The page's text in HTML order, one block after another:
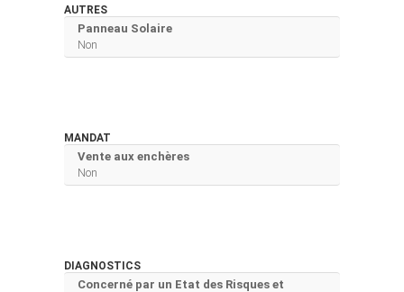
AUTRES
Panneau Solaire
Non
MANDAT
Vente aux enchères
Non
DIAGNOSTICS
Concerné par un Etat des Risques et